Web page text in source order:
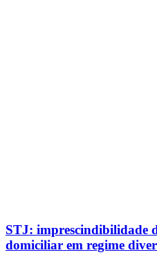
STJ: imprescindibilidade
domiciliar em regime